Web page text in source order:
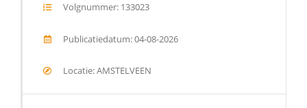
Volgnummer: 133023
Publicatiedatum: 04-08-2026
Locatie: AMSTELVEEN